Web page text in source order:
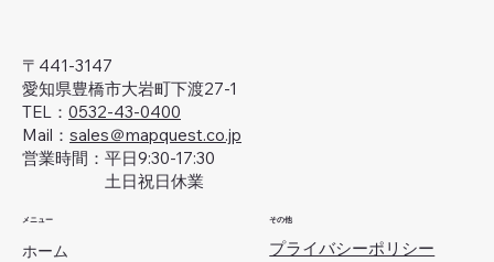
〒441-3147
愛知県豊橋市大岩町下渡27-1
TEL： 0532-43-0400
Mail： sales＠mapquest.co.jp
営業時間：平日9:30-17:30
土日祝日休業
メニュー
ホーム
その他
プライバシーポリシー